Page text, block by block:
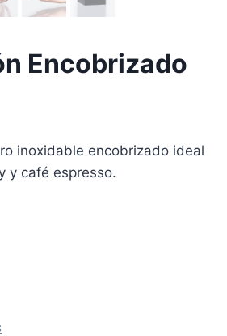
Encobrizado
inoxidable encobrizado ideal
y café espresso.